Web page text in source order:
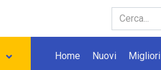
Home Nuovi Migliori